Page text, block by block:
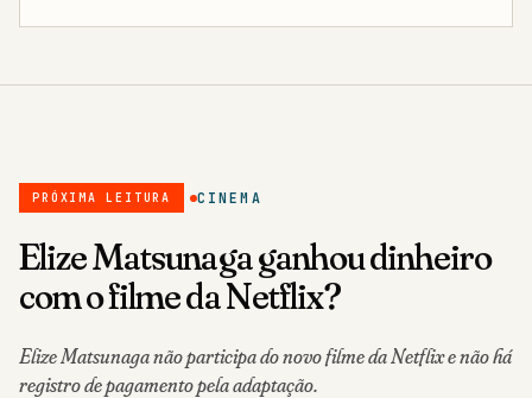
PRÓXIMA LEITURA CINEMA
Elize Matsunaga ganhou dinheiro
com o filme da Netflix?
Elize Matsunaga não participa do novo filme da Netflix e não há
registro de pagamento pela adaptação.